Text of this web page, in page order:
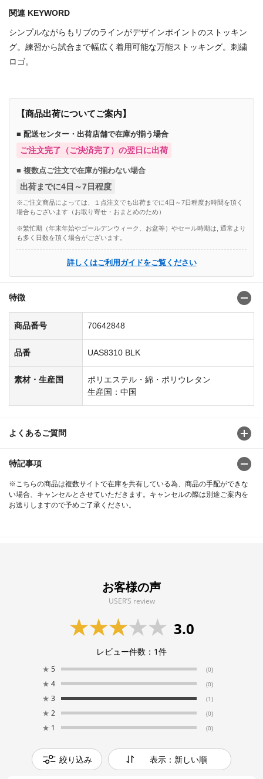
関連 KEYWORD
シンプルながらもリブのラインがデザインポイントのストッキン
グ。練習から試合まで幅広く着用可能な万能ストッキング。刺繍
ロゴ。
【商品出荷についてご案内】
■ 配送センター・出荷店舗で在庫が揃う場合
ご注文完了（ご決済完了）の翌日に出荷
■ 複数点ご注文で在庫が揃わない場合
出荷までに4日～7日程度
※ご注文商品によっては、１点注文でも出荷までに4日～7日程度お時間を頂く
場合もございます（お取り寄せ・おまとめのため）
※繁忙期（年末年始やゴールデンウィーク、お盆等）やセール時期は, 通常より
も多く日数を頂く場合がございます。
詳しくはご利用ガイドをご覧ください
特徴
商品番号 70642848
品番 UAS8310 BLK
素材・生産国
ポリエステル・綿・ポリウレタン
生産国：中国
よくあるご質問
特記事項
※こちらの商品は複数サイトで在庫を共有している為、商品の手配ができな
い場合、キャンセルとさせていただきます。キャンセルの際は別途ご案内を
お送りしますので予めご了承ください。
お客様の声
USER’S review
3.0
レビュー件数： 1件
★ 5 (0)
★ 4 (0)
★ 3 (1)
★ 2 (0)
★ 1 (0)
絞り込み 表示：新しい順